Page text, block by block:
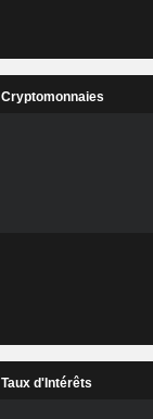
Cryptomonnaies
Taux d'Intérêts